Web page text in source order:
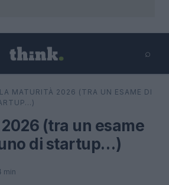
⌕
⌕ ×
LA MATURITÀ 2026 (TRA UN ESAME DI
(tra un esame
di startup…)
min